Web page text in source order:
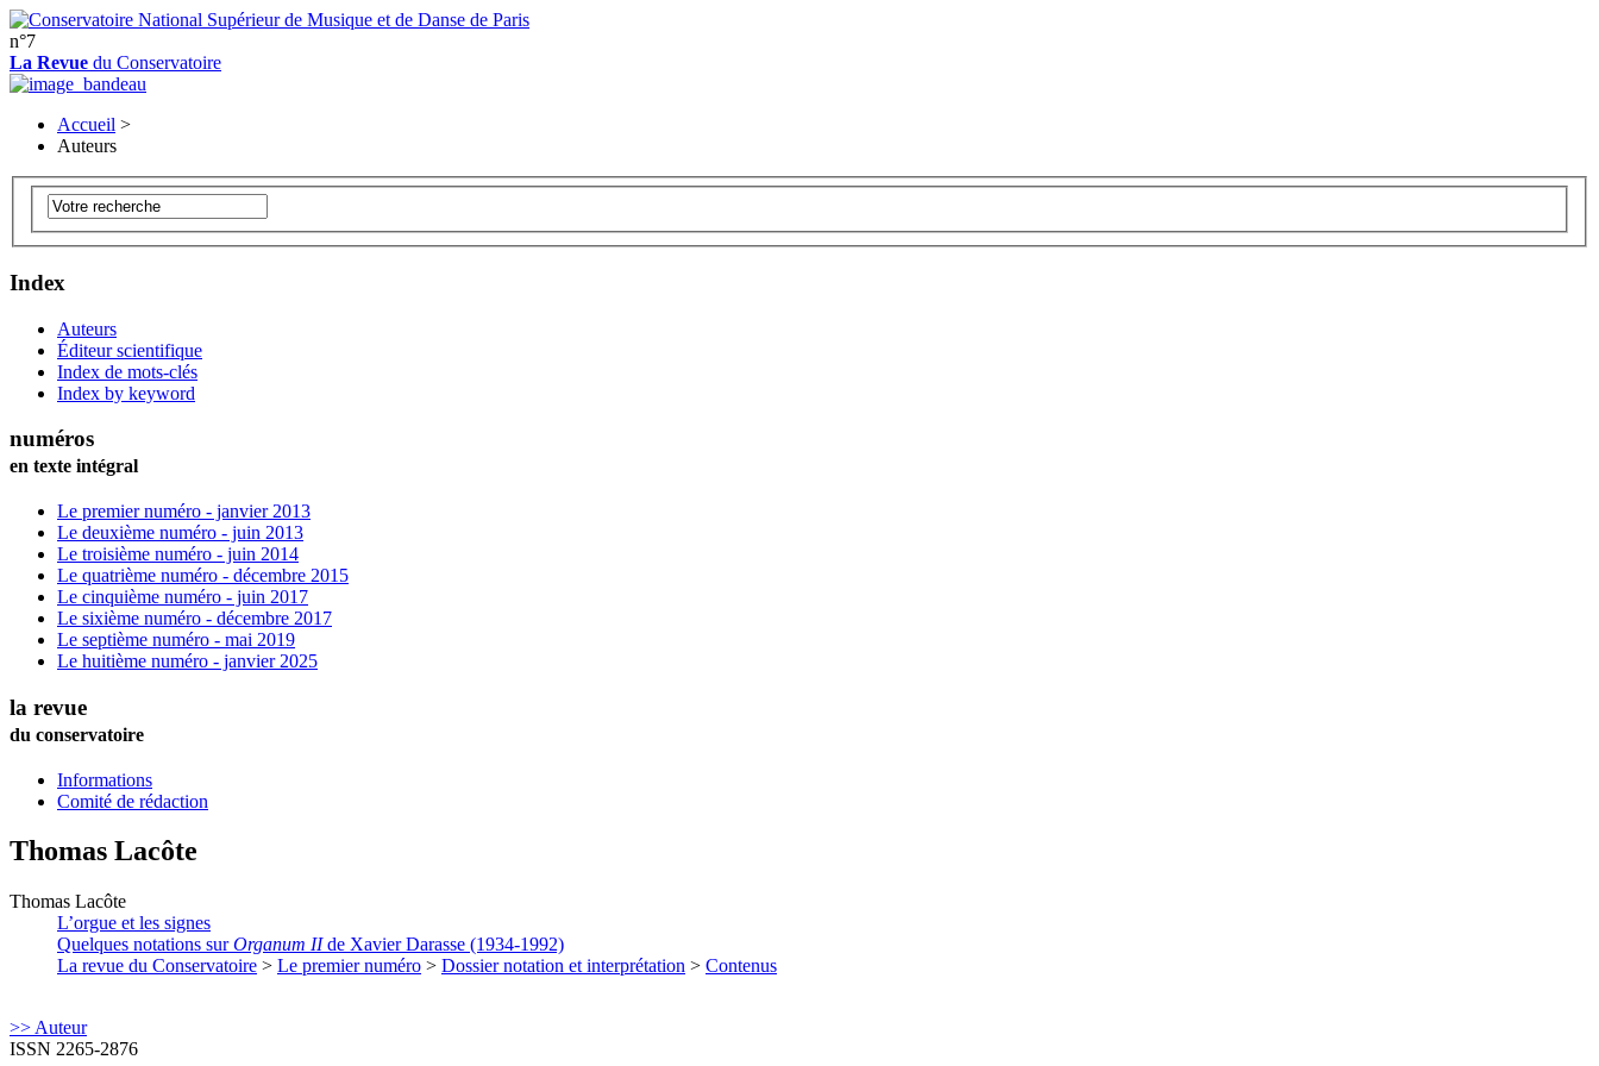
n°7
La Revue du Conservatoire
Accueil >
Auteurs
Index
Auteurs
Éditeur scientifique
Index de mots-clés
Index by keyword
numéros
en texte intégral
Le premier numéro - janvier 2013
Le deuxième numéro - juin 2013
Le troisième numéro - juin 2014
Le quatrième numéro - décembre 2015
Le cinquième numéro - juin 2017
Le sixième numéro - décembre 2017
Le septième numéro - mai 2019
Le huitième numéro - janvier 2025
la revue
du conservatoire
Informations
Comité de rédaction
Thomas Lacôte
Thomas Lacôte
L’orgue et les signes
Quelques notations surOrganum IIde Xavier Darasse (1934-1992)
La revue du Conservatoire > Le premier numéro > Dossier notation et interprétation > Contenus
>> Auteur
ISSN 2265-2876